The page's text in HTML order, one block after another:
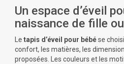
Un espace d’éveil
naissance de fille
Le tapis d’éveil pour bébése
confort, les matières, les
proposées. Les couleurs et les